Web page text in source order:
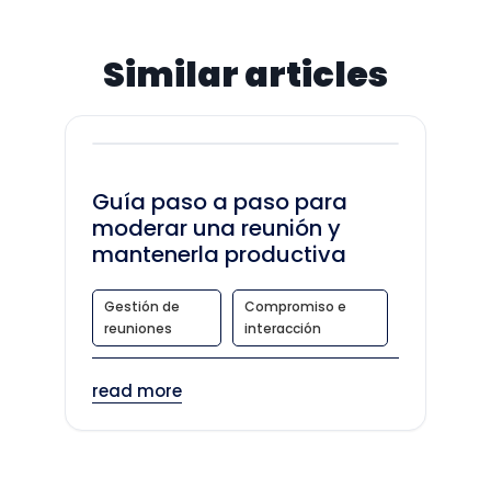
Similar articles
Guía paso a paso para
moderar una reunión y
mantenerla productiva
Gestión de
reuniones
Compromiso e
interacción
read more